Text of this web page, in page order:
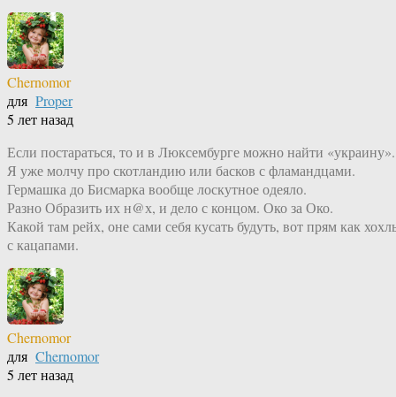
Chernomor
для Proper
5 лет назад
Если постараться, то и в Люксембурге можно найти «украину».
Я уже молчу про скотландию или басков с фламандцами.
Гермашка до Бисмарка вообще лоскутное одеяло.
Разно Образить их н@х, и дело с концом. Око за Око.
Какой там рейх, оне сами себя кусать будуть, вот прям как
с кацапами.
Chernomor
для Chernomor
5 лет назад